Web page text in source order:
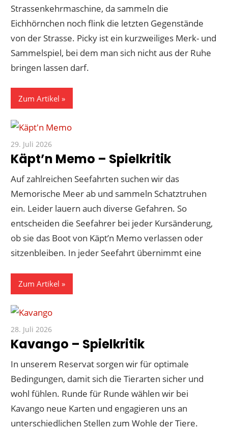
Strassenkehrmaschine, da sammeln die
Eichhörnchen noch flink die letzten Gegenstände
von der Strasse. Picky ist ein kurzweiliges Merk- und
Sammelspiel, bei dem man sich nicht aus der Ruhe
bringen lassen darf.
Zum Artikel
29. Juli 2026
Käpt’n Memo – Spielkritik
Auf zahlreichen Seefahrten suchen wir das
Memorische Meer ab und sammeln Schatztruhen
ein. Leider lauern auch diverse Gefahren. So
entscheiden die Seefahrer bei jeder Kursänderung,
ob sie das Boot von Käpt’n Memo verlassen oder
sitzenbleiben. In jeder Seefahrt übernimmt eine
Zum Artikel
28. Juli 2026
Kavango – Spielkritik
In unserem Reservat sorgen wir für optimale
Bedingungen, damit sich die Tierarten sicher und
wohl fühlen. Runde für Runde wählen wir bei
Kavango neue Karten und engagieren uns an
unterschiedlichen Stellen zum Wohle der Tiere.